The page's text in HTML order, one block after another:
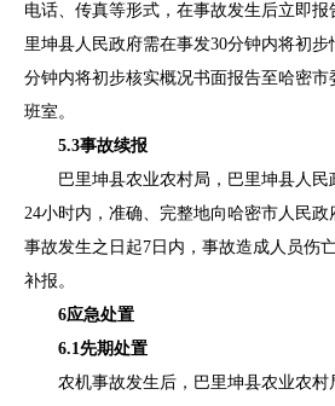
电话、传真等形式，在事故发生后立即报
里坤县人民政府需在事发30分钟内将初步
分钟内将初步核实概况书面报告至哈密
班室。
5.3事故续报
巴里坤县农业农村局，巴里坤县人
24小时内 ，准确、完整地向哈密市人民
事故发生之日起7 日 内，事故造成人员伤
补报。
6应急处置
6.1先期处置
农机事故发生后， 巴里坤县农业农村